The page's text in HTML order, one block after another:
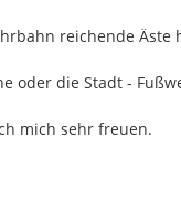
reichende Äste
oder die Stadt -
mich sehr freuen.